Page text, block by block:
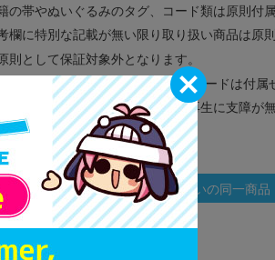
の帯やぬいぐるみのタグ、コード類は原則付
欄に特別な記載が無い限り取り扱い商品は原則
則として保証対象外となります。
には、SDカードなどのメモリーカードは付属
読み取り面のキズに関しまして再生に支障が
してはコチラ
状態違いの同一商品
状態 :A
オンライン